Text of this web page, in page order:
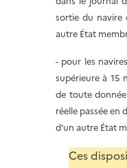
sortie du navire
autre État
- pour les
supérieure à 15
de toute
réelle passée en
d'un autre État
Ces